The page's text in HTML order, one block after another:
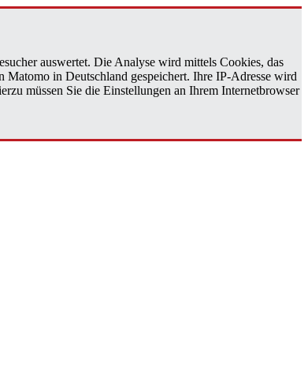
auswertet. Die Analyse wird mittels Cookies, das
in Deutschland gespeichert. Ihre IP-Adresse wird
müssen Sie die Einstellungen an Ihrem Internetbrowser